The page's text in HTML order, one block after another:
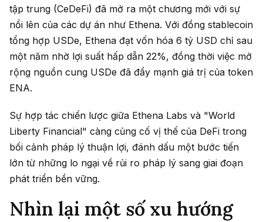
tập trung (CeDeFi) đã mở ra một chương mới với sự
nổi lên của các dự án như Ethena. Với đồng stablecoin
tổng hợp USDe, Ethena đạt vốn hóa 6 tỷ USD chỉ sau
một năm nhờ lợi suất hấp dẫn 22%, đồng thời việc mở
rộng nguồn cung USDe đã đẩy mạnh giá trị của token
ENA.
Sự hợp tác chiến lược giữa Ethena Labs và "World
Liberty Financial" càng củng cố vị thế của DeFi trong
bối cảnh pháp lý thuận lợi, đánh dấu một bước tiến
lớn từ những lo ngại về rủi ro pháp lý sang giai đoạn
phát triển bền vững.
Nhìn lại một số xu hướng